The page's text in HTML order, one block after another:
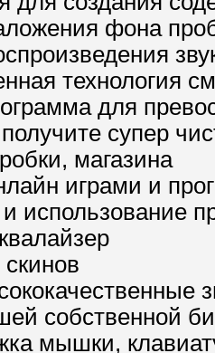
фона
технология
для
супер
магазина
играми и
использование
собственной
мышки,